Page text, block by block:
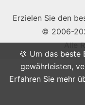
🍪 Um das beste
gewährleisten,
Erfahren Sie mehr
Erzielen Sie den
© 2006-
Alle